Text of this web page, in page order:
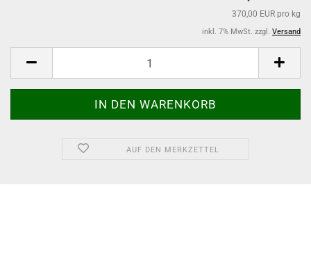
370,00 EUR pro kg
inkl. 7% MwSt. zzgl. Versand
AUF DEN MERKZETTEL